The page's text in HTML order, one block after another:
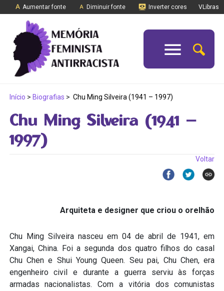
Aumentar fonte Diminuir fonte Inverter cores VLibras
Início > Biografias > Chu Ming Silveira (1941 – 1997)
Chu Ming Silveira (1941 –
1997)
Voltar
Arquiteta e designer que criou o orelhão
Chu Ming Silveira nasceu em 04 de abril de 1941, em
Xangai, China. Foi a segunda dos quatro filhos do casal
Chu Chen e Shui Young Queen. Seu pai, Chu Chen, era
engenheiro civil e durante a guerra serviu às forças
armadas nacionalistas. Com a vitória dos comunistas